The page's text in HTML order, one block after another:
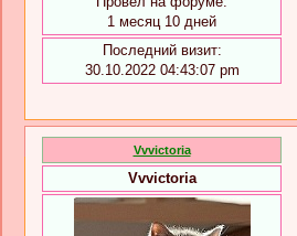
1 месяц 10 дней
Последний визит:
30.10.2022 04:43:07 pm
Vvvictoria
Vvvictoria